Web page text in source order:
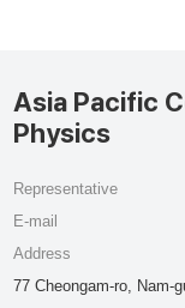
Asia Pacific
Physics
Representative
E-mail
Address
77 Cheongam-ro, Nam-